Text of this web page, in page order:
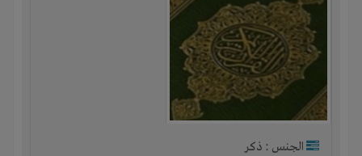
الجنس : ذكر